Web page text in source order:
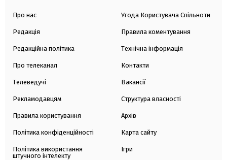
Про нас
Редакція
Редакційна політика
Про телеканал
Телеведучі
Рекламодавцям
Правила користування
Політика конфіденційності
Політика використання
штучного інтелекту
Угода Користувача Спільноти
Правила коментування
Технічна інформація
Контакти
Вакансії
Структура власності
Архів
Карта сайту
Ігри